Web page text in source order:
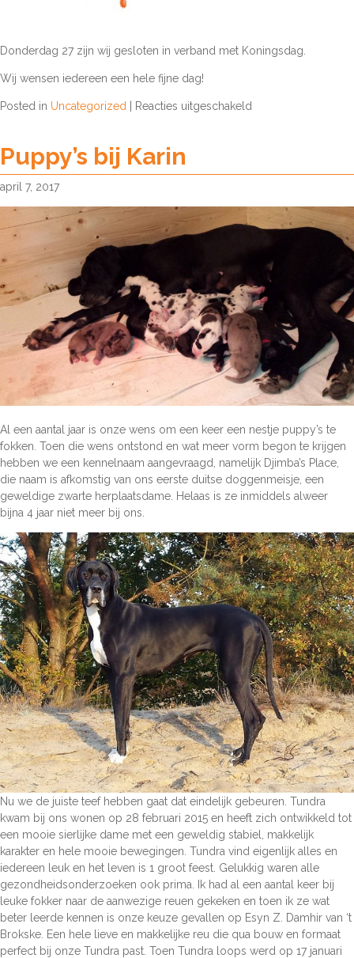
Donderdag 27 zijn wij gesloten in verband met Koningsdag.
Wij wensen iedereen een hele fijne dag!
Posted in Uncategorized Reacties uitgeschakeld
gesloten
Puppy’s bij Karin
april 7, 2017
Al een aantal jaar is onze wens om een keer een nestje puppy’s te
fokken. Toen die wens ontstond en wat meer vorm begon te krijgen
hebben we een kennelnaam aangevraagd, namelijk Djimba’s Place,
die naam is afkomstig van ons eerste duitse doggenmeisje, een
geweldige zwarte herplaatsdame. Helaas is ze inmiddels alweer
bijna 4 jaar niet meer bij ons.
Nu we de juiste teef hebben gaat dat eindelijk gebeuren. Tundra
kwam bij ons wonen op 28 februari 2015 en heeft zich ontwikkeld tot
een mooie sierlijke dame met een geweldig stabiel, makkelijk
karakter en hele mooie bewegingen. Tundra vind eigenlijk alles en
iedereen leuk en het leven is 1 groot feest. Gelukkig waren alle
gezondheidsonderzoeken ook prima. Ik had al een aantal keer bij
leuke fokker naar de aanwezige reuen gekeken en toen ik ze wat
beter leerde kennen is onze keuze gevallen op Esyn Z. Damhir van ‘t
Brokske. Een hele lieve en makkelijke reu die qua bouw en formaat
perfect bij onze Tundra past. Toen Tundra loops werd op 17 januari